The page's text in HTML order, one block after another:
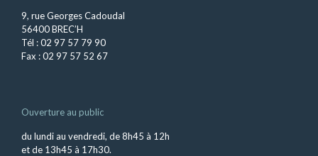
9, rue Georges Cadoudal
56400 BREC’H
Tél : 02 97 57 79 90
Fax : 02 97 57 52 67
Ouverture au public
du lundi au vendredi, de 8h45 à 12h
et de 13h45 à 17h30.